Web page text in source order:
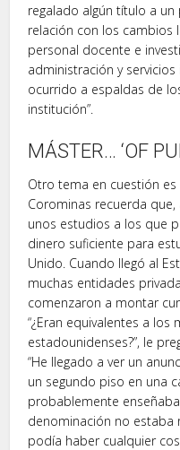
regalado algún título a
relación con los cambios
personal docente e
administración y
ocurrido a espaldas de
institución”.
MÁSTER… ‘OF
Otro tema en cuestión
Corominas recuerda
unos estudios a los que
dinero suficiente para
Unido. Cuando llegó al
muchas entidades
comenzaron a montar
“¿Eran equivalentes a
estadounidenses?”, le
“He llegado a ver un
un segundo piso en una
probablemente
denominación no estaba
podía haber cualquier